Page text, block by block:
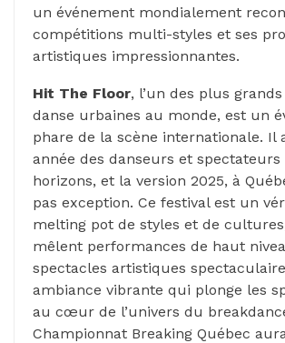
un événement mondialement
compétitions multi-styles et ses
artistiques impressionnantes.
Hit The Floor, l’un des plus
danse urbaines au monde, est un
phare de la scène internationale. Il
année des danseurs et spectateurs
horizons, et la version 2025, à
pas exception. Ce festival est un
melting pot de styles et de
mêlent performances de haut
spectacles artistiques
ambiance vibrante qui plonge les
au cœur de l’univers du
Championnat Breaking Québec